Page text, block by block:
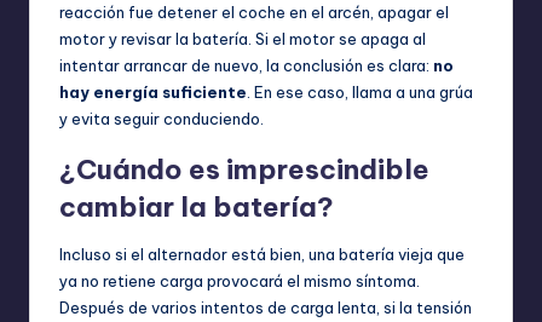
reacción fue detener el coche en el arcén, apagar el
motor y revisar la batería. Si el motor se apaga al
intentar arrancar de nuevo, la conclusión es clara: no
hay energía suficiente . En ese caso, llama a una grúa
y evita seguir conduciendo.
¿Cuándo es imprescindible
cambiar la batería?
Incluso si el alternador está bien, una batería vieja que
ya no retiene carga provocará el mismo síntoma.
Después de varios intentos de carga lenta, si la tensión